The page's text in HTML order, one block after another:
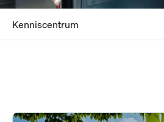
Kenniscentrum